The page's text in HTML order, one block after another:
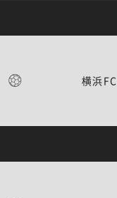
横浜FC